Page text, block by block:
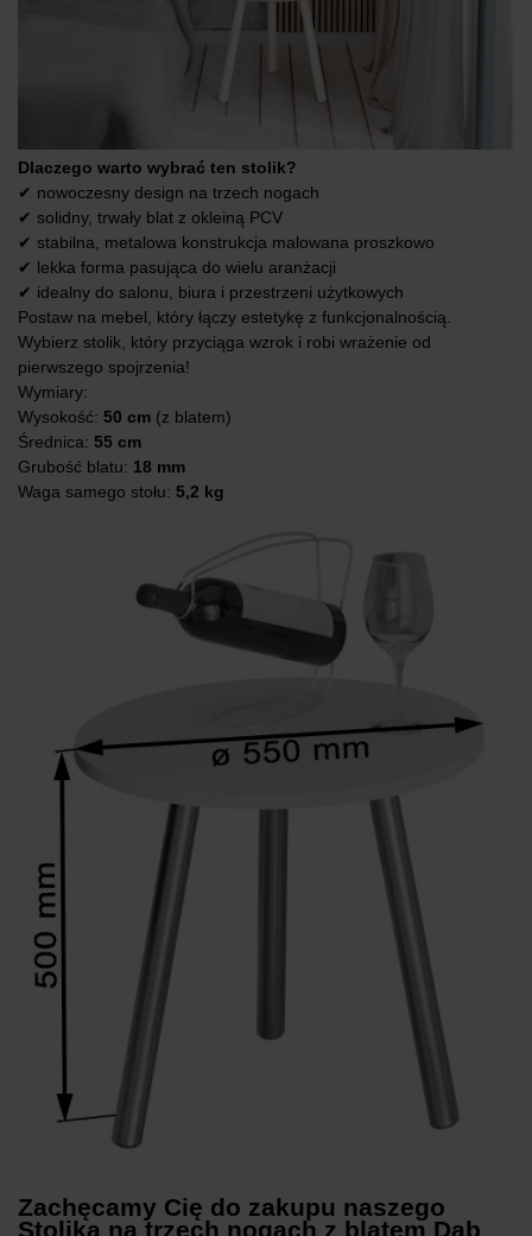
Dlaczego warto wybrać ten stolik?
✔ nowoczesny design na trzech nogach
✔ solidny, trwały blat z okleiną PCV
✔ stabilna, metalowa konstrukcja malowana proszkowo
✔ lekka forma pasująca do wielu aranżacji
✔ idealny do salonu, biura i przestrzeni użytkowych
Postaw na mebel, który łączy estetykę z funkcjonalnością.
Wybierz stolik, który przyciąga wzrok i robi wrażenie od
pierwszego spojrzenia!
Wymiary:
Wysokość: 50 cm (z blatem)
Średnica: 55 cm
Grubość blatu: 18 mm
Waga samego stołu: 5,2 kg
Zachęcamy Cię do zakupu naszego
Stolika na trzech nogach z blatem Dąb